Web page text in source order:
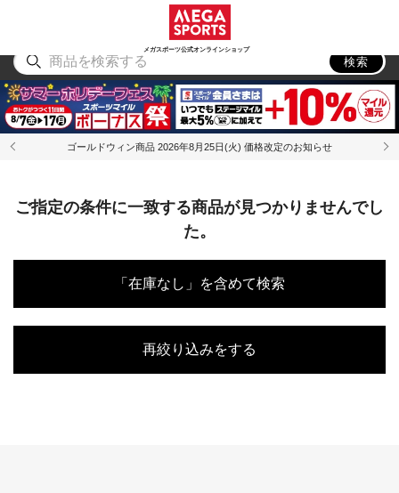
メガスポーツ公式オンラインショップ
アウトドア
検索
ゴールドウィン商品 2026年8月25日(火) 価格改定のお知らせ
ご指定の条件に一致する商品が見つかりませんでし
た。
「在庫なし」を含めて検索
再絞り込みをする